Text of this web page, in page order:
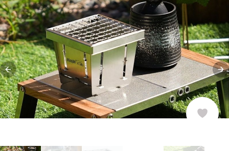
Previous slide